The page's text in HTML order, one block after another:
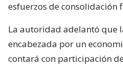
esfuerzos de consolidación
La autoridad adelantó que
encabezada por un
contará con participación